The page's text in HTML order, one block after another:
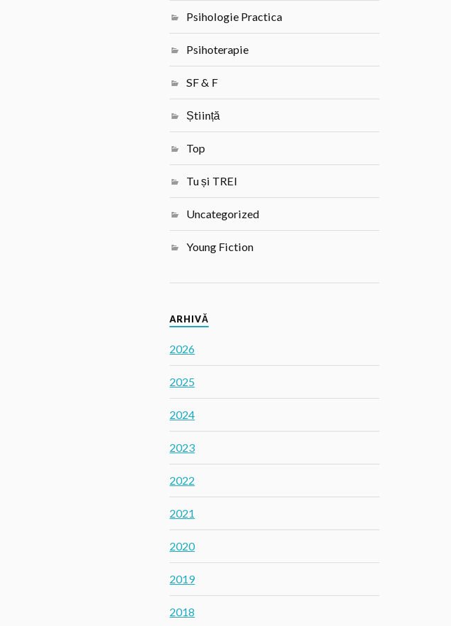
Psihologie Practica
Psihoterapie
SF & F
Știință
Top
Tu și TREI
Uncategorized
Young Fiction
ARHIVĂ
2026
2025
2024
2023
2022
2021
2020
2019
2018